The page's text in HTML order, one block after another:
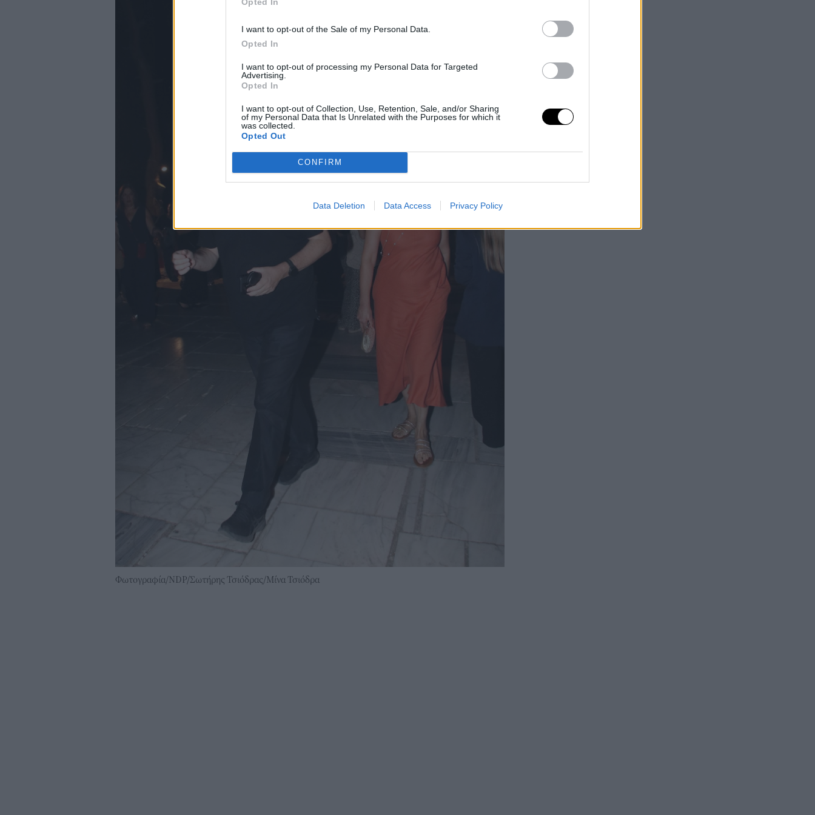
I want to opt-out of the Sale of my Personal Data.
Opted In
I want to opt-out of processing my Personal Data for Targeted
Advertising.
Opted In
I want to opt-out of Collection, Use, Retention, Sale, and/or Sharing
of my Personal Data that Is Unrelated with the Purposes for which it
was collected.
Opted Out
CONFIRM
Data Deletion Data Access Privacy Policy
Φωτογραφία/NDP/Σωτήρης Τσιόδρας/Μίνα Τσιόδρα